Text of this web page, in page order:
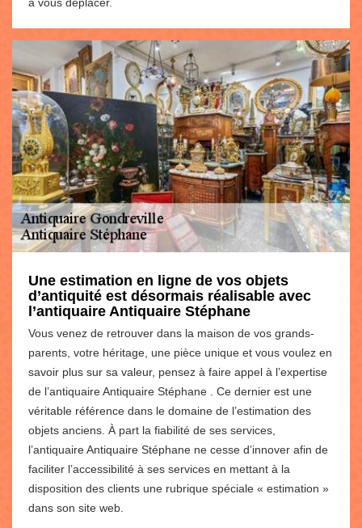
à vous déplacer.
Une estimation en ligne de vos objets
d’antiquité est désormais réalisable avec
l’antiquaire Antiquaire Stéphane
Vous venez de retrouver dans la maison de vos grands-
parents, votre héritage, une pièce unique et vous voulez en
savoir plus sur sa valeur, pensez à faire appel à l’expertise
de l’antiquaire Antiquaire Stéphane . Ce dernier est une
véritable référence dans le domaine de l’estimation des
objets anciens. À part la fiabilité de ses services,
l’antiquaire Antiquaire Stéphane ne cesse d’innover afin de
faciliter l’accessibilité à ses services en mettant à la
disposition des clients une rubrique spéciale « estimation »
dans son site web.